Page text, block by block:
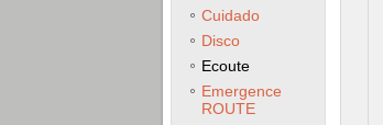
Cuidado
Disco
Ecoute
Emergence
ROUTE